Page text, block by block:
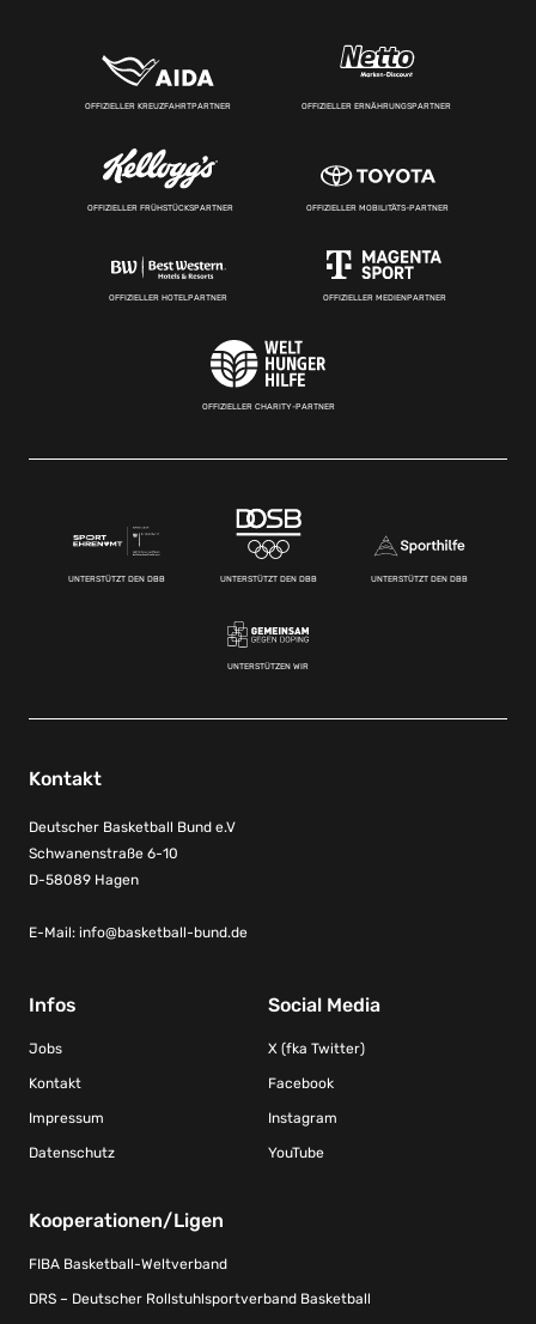
OFFIZIELLER KREUZFAHRTPARTNER OFFIZIELLER ERNÄHRUNGSPARTNER
OFFIZIELLER FRÜHSTÜCKSPARTNER OFFIZIELLER MOBILITÄTS-PARTNER
OFFIZIELLER HOTELPARTNER OFFIZIELLER MEDIENPARTNER
OFFIZIELLER CHARITY-PARTNER
UNTERSTÜTZT DEN DBB UNTERSTÜTZT DEN DBB UNTERSTÜTZT DEN DBB
UNTERSTÜTZEN WIR
Kontakt
Deutscher Basketball Bund e.V
Schwanenstraße 6-10
D-58089 Hagen
E-Mail: info@basketball-bund.de
Infos
Jobs
Kontakt
Impressum
Datenschutz
Social Media
X (fka Twitter)
Facebook
Instagram
YouTube
Kooperationen/Ligen
FIBA Basketball-Weltverband
DRS – Deutscher Rollstuhlsportverband Basketball